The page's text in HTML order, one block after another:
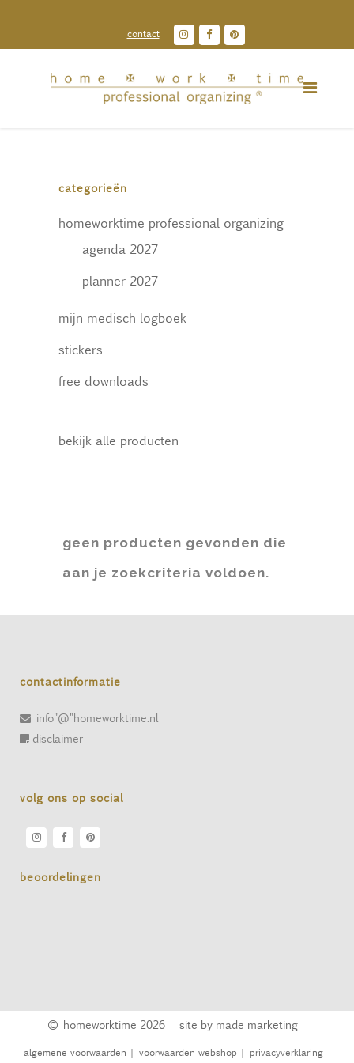
contact
categorieën
homeworktime professional organizing
agenda 2027
planner 2027
mijn medisch logboek
stickers
free downloads
bekijk alle producten
geen producten gevonden die
aan je zoekcriteria voldoen.
contactinformatie
info"@"homeworktime.nl
disclaimer
volg ons op social
beoordelingen
homeworktime 2026 | site by made marketing
algemene voorwaarden| voorwaarden webshop| privacyverklaring